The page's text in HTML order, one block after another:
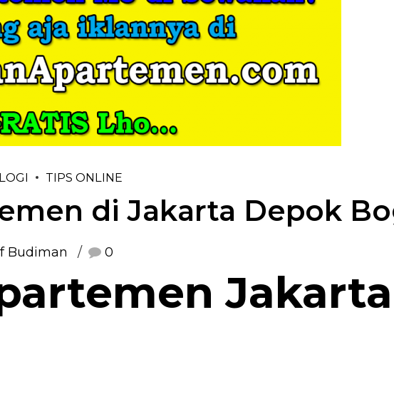
TIPS ONLINE
di Jakarta Depok
Budiman 0